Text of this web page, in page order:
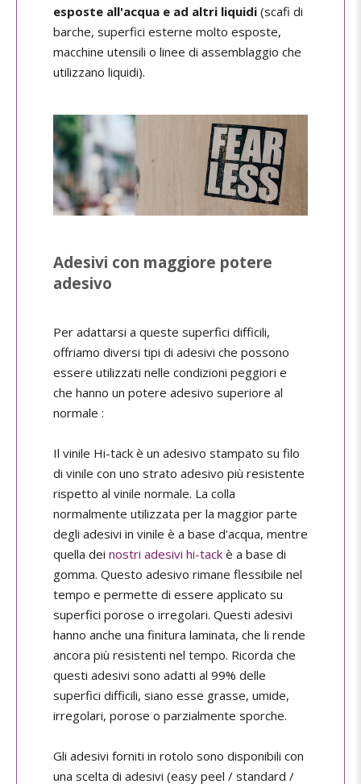
esposte all'acqua e ad altri liquidi (scafi di
barche, superfici esterne molto esposte,
macchine utensili o linee di assemblaggio che
utilizzano liquidi).
Adesivi con maggiore potere
adesivo
Per adattarsi a queste superfici difficili,
offriamo diversi tipi di adesivi che possono
essere utilizzati nelle condizioni peggiori e
che hanno un potere adesivo superiore al
normale :
Il vinile Hi-tack è un adesivo stampato su filo
di vinile con uno strato adesivo più resistente
rispetto al vinile normale. La colla
normalmente utilizzata per la maggior parte
degli adesivi in vinile è a base d'acqua, mentre
quella dei nostri adesivi hi-tack è a base di
gomma. Questo adesivo rimane flessibile nel
tempo e permette di essere applicato su
superfici porose o irregolari. Questi adesivi
hanno anche una finitura laminata, che li rende
ancora più resistenti nel tempo. Ricorda che
questi adesivi sono adatti al 99% delle
superfici difficili, siano esse grasse, umide,
irregolari, porose o parzialmente sporche.
Gli adesivi forniti in rotolo sono disponibili con
una scelta di adesivi (easy peel / standard /